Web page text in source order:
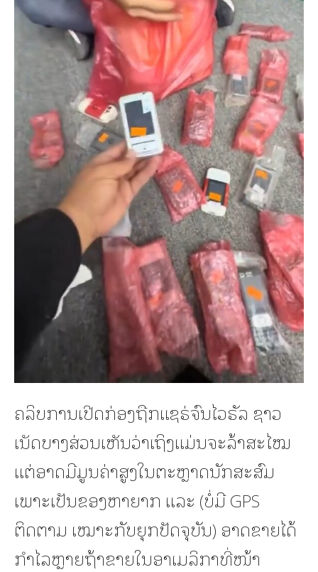
ຄລິບການເປີດກ່ອງຖືກແຊຣ່ຈົນໄວຣັລ ຊາວ
ເນັດບາງສ່ວນເຫັນວ່າເຖິງແມ່ນຈະລ້າສະໄໝ
ແຕ່ອາດມີມູນຄ່າສູງໃນຕະຫຼາດນັກສະສົມ
ເພາະເປັນຂອງຫາຍາກ ແລະ (ບໍ່ມີ GPS
ຕິດຕາມ ເໝາະກັບຍຸກປັດຈຸບັນ) ອາດຂາຍໄດ້
ກຳໄລຫຼາຍຖ້າຂາຍໃນອາເມລິກາທີ່ໜ້າ